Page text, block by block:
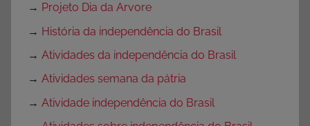
→ Projeto Dia da Arvore
→ História da independência do Brasil
→ Atividades da independência do Brasil
→ Atividades semana da pátria
→ Atividade independência do Brasil